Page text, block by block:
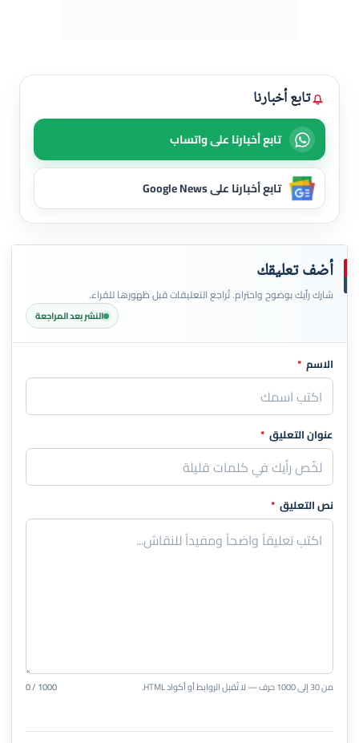
تابع أخبارنا
تابع أخبارنا على واتساب
تابع أخبارنا على Google News
أضف تعليقك
شارك رأيك بوضوح واحترام. تُراجع التعليقات قبل ظهورها للقراء.
النشر بعد المراجعة
اترك هذا الحقل فارغاً
الاسم *
عنوان التعليق *
نص التعليق *
من 30 إلى 1000 حرف — لا تُقبل الروابط أو أكواد HTML. 0 / 1000